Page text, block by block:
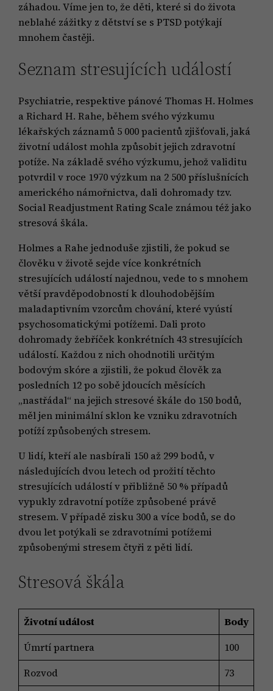
záhadou. Víme jen to, že děti, které si do života
neblahé zážitky z dětství se s PTSD potýkají
mnohem častěji.
Seznam stresujících událostí
Psychiatrie, respektive pánové Thomas H. Holmes
a Richard H. Rahe, během svého výzkumu
lékařských záznamů 5 000 pacientů zjišťovali, jaká
životní událost mohla způsobit jejich zdravotní
potíže. Na základě svého výzkumu, jehož validitu
potvrdil v roce 1970 výzkum na 2 500 příslušnících
amerického námořnictva, dali dohromady tzv.
Social Readjustment Rating Scale známou též jako
stresová škála.
Holmes a Rahe jednoduše zjistili, že pokud se
člověku v životě sejde více konkrétních
stresujících událostí najednou, vede to s mnohem
větší pravděpodobností k dlouhodobějším
maladaptivním vzorcům chování, které vyústí
psychosomatickými potížemi. Dali proto
dohromady žebříček konkrétních 43 stresujících
událostí. Každou z nich ohodnotili určitým
bodovým skóre a zjistili, že pokud člověk za
posledních 12 po sobě jdoucích měsících
„nastřádal“ na jejich stresové škále do 150 bodů,
měl jen minimální sklon ke vzniku zdravotních
potíží způsobených stresem.
U lidí, kteří ale nasbírali 150 až 299 bodů, v
následujících dvou letech od prožití těchto
stresujících událostí v přibližně 50 % případů
vypukly zdravotní potíže způsobené právě
stresem. V případě zisku 300 a více bodů, se do
dvou let potýkali se zdravotními potížemi
způsobenými stresem čtyři z pěti lidí.
Stresová škála
Životní událost
Body
Úmrtí partnera
100
Rozvod
73